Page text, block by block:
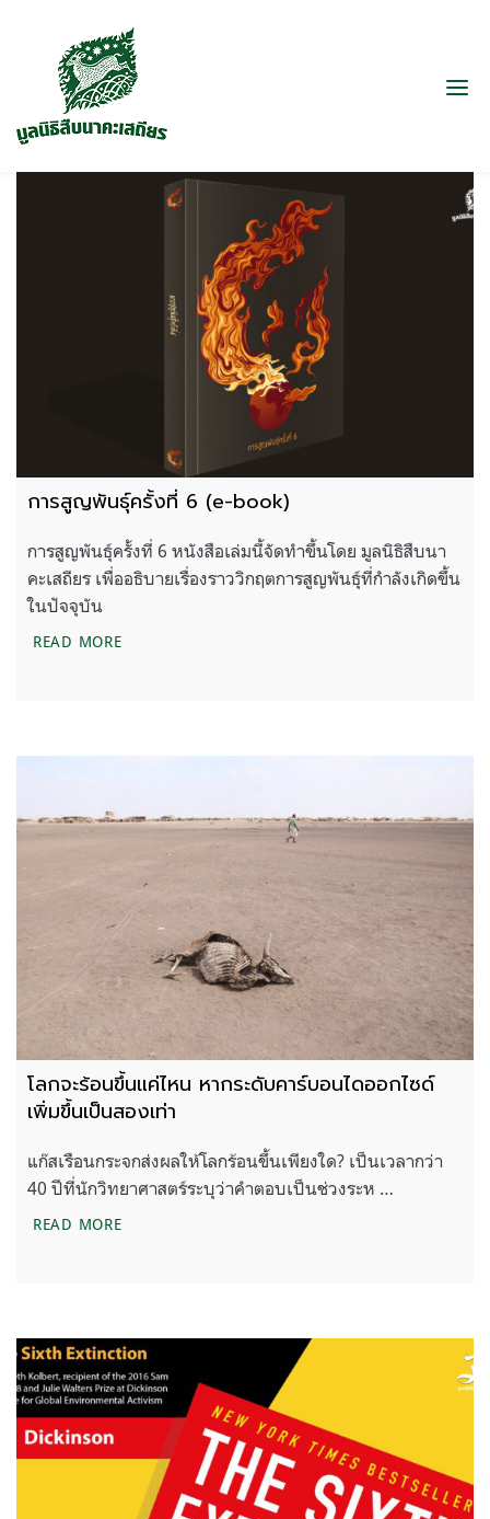
การสูญพันธุ์ครั้งที่ 6 (e-book)
การสูญพันธุ์ครั้งที่ 6 หนังสือเล่มนี้จัดทำขึ้นโดย มูลนิธิสืบนา
คะเสถียร เพื่ออธิบายเรื่องราววิกฤตการสูญพันธุ์ที่กำลังเกิดขึ้น
ในปัจจุบัน
READ MOREการสูญพันธุ์ครั้งที่ 6 (E-BOOK)
โลกจะร้อนขึ้นแค่ไหน หากระดับคาร์บอนไดออกไซด์
เพิ่มขึ้นเป็นสองเท่า
แก๊สเรือนกระจกส่งผลให้โลกร้อนขึ้นเพียงใด? เป็นเวลากว่า
40 ปีที่นักวิทยาศาสตร์ระบุว่าคำตอบเป็นช่วงระห …
READ MOREโลกจะร้อนขึ้นแค่ไหน หากระดับคาร์บอนไดออกไซด์เ